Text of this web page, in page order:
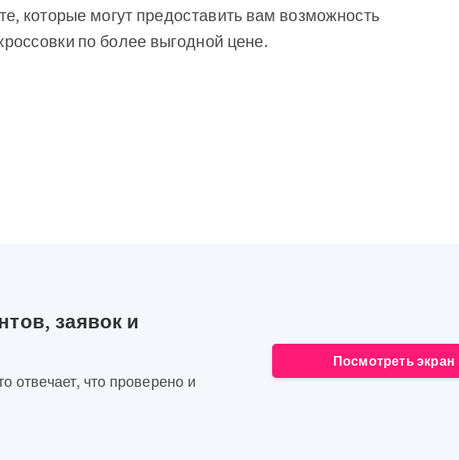
которые могут предоставить вам возможность
по более выгодной цене.
заявок и
отвечает, что проверено и
Посмотреть экран